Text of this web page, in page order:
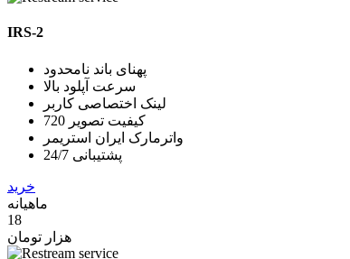
IRS-2
پهنای باند نامحدود
سرعت آپلود بالا
لینک اختصاصی کاربر
کیفیت تصویر 720
واترمارک ایران استریمر
پشتیبانی 24/7
خرید
ماهیانه
18
هزار تومان